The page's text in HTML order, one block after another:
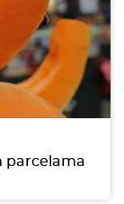
parcelama